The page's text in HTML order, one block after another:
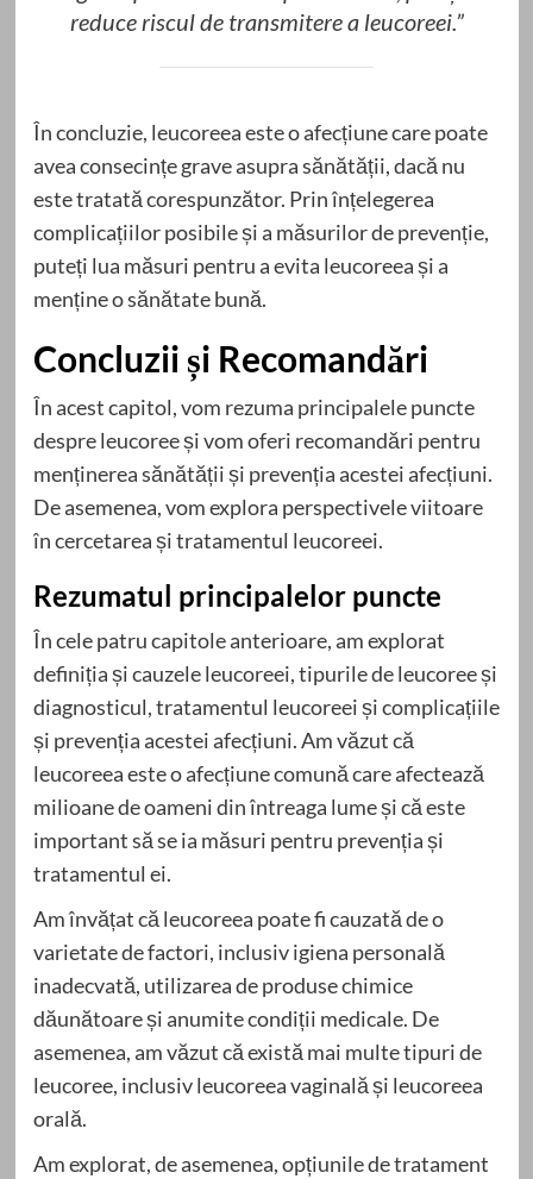
reduce riscul de transmitere a leucoreei.”
În concluzie, leucoreea este o afecțiune care poate
avea consecințe grave asupra sănătății, dacă nu
este tratată corespunzător. Prin înțelegerea
complicațiilor posibile și a măsurilor de prevenție,
puteți lua măsuri pentru a evita leucoreea și a
menține o sănătate bună.
Concluzii și Recomandări
În acest capitol, vom rezuma principalele puncte
despre leucoree și vom oferi recomandări pentru
menținerea sănătății și prevenția acestei afecțiuni.
De asemenea, vom explora perspectivele viitoare
în cercetarea și tratamentul leucoreei.
Rezumatul principalelor puncte
În cele patru capitole anterioare, am explorat
definiția și cauzele leucoreei, tipurile de leucoree și
diagnosticul, tratamentul leucoreei și complicațiile
și prevenția acestei afecțiuni. Am văzut că
leucoreea este o afecțiune comună care afectează
milioane de oameni din întreaga lume și că este
important să se ia măsuri pentru prevenția și
tratamentul ei.
Am învățat că leucoreea poate fi cauzată de o
varietate de factori, inclusiv igiena personală
inadecvată, utilizarea de produse chimice
dăunătoare și anumite condiții medicale. De
asemenea, am văzut că există mai multe tipuri de
leucoree, inclusiv leucoreea vaginală și leucoreea
orală.
Am explorat, de asemenea, opțiunile de tratament